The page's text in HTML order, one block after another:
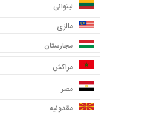
لیتوانی
مالزی
مجارستان
مراکش
مصر
مقدونیه